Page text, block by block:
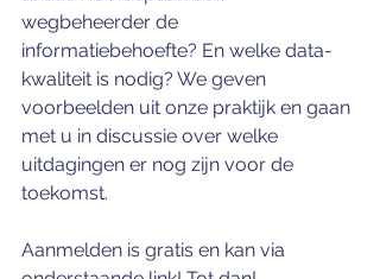
wegbeheerder de
informatiebehoefte? En welke data-
kwaliteit is nodig? We geven
voorbeelden uit onze praktijk en gaan
met u in discussie over welke
uitdagingen er nog zijn voor de
toekomst.
Aanmelden is gratis en kan via